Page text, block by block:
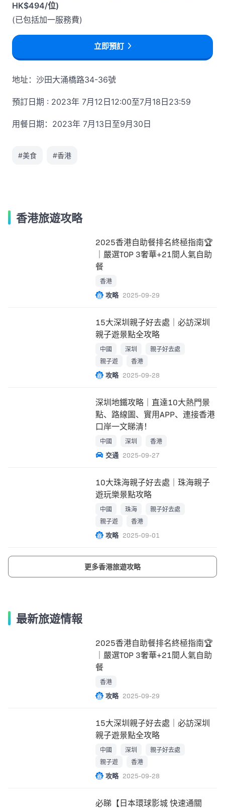
HK$494/位)
(已包括加一服務費)
立即預訂
地址：沙田大涌橋路34-36號
預訂日期 : 2023年 7月12日12:00至7月18日23:59
用餐日期：2023年 7月13日至9月30日
#美食 #香港
香港旅遊攻略
2025香港自助餐排名終極指南🏆
｜嚴選TOP 3奢華+21間人氣自助
餐
香港
攻略 2025-09-29
15大深圳親子好去處｜必訪深圳
親子遊景點全攻略
中國 深圳
親子好去處
親子遊
香港
攻略 2025-09-28
深圳地鐵攻略｜直達10大熱門景
點、路線圖、實用APP、連接香港
口岸一文睇清！
中國 深圳 香港
交通 2025-09-27
10大珠海親子好去處｜珠海親子
遊玩樂景點攻略
中國 珠海
親子好去處
親子遊
香港
攻略 2025-09-01
更多香港旅遊攻略
最新旅遊情報
2025香港自助餐排名終極指南🏆
｜嚴選TOP 3奢華+21間人氣自助
餐
香港
攻略 2025-09-29
15大深圳親子好去處｜必訪深圳
親子遊景點全攻略
中國 深圳
親子好去處
親子遊
香港
攻略 2025-09-28
必睇【日本環球影城 快速通關